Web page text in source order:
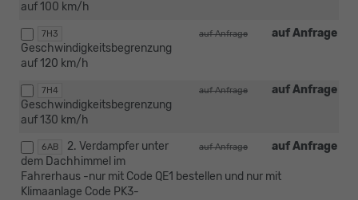
auf 100 km/h
7H3 auf Anfrage
auf Anfrage
Geschwindigkeitsbegrenzung
auf 120 km/h
7H4 auf Anfrage
auf Anfrage
Geschwindigkeitsbegrenzung
auf 130 km/h
6AB auf Anfrage
auf Anfrage
2. Verdampfer unter
dem Dachhimmel im
Fahrerhaus -nur mit Code QE1 bestellen und nur mit
Klimaanlage Code PK3-